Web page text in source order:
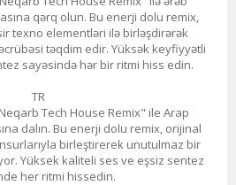
qərq olun. Bu enerji dolu remix,
texno elementləri ilə birləşdirərək
təqdim edir. Yüksək keyfiyyətli
sayəsində hər bir ritmi hiss edin.
TR
Tech House Remix" ile Arap
dalın. Bu enerji dolu remix, orijinal
birleştirerek unutulmaz bir
Yüksek kaliteli ses ve eşsiz sentez
her ritmi hissedin.